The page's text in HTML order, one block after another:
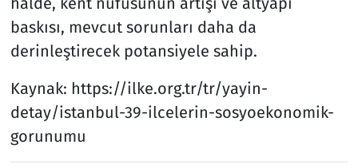
baskısı, mevcut sorunları daha da
derinleştirecek potansiyele sahip.
Kaynak: https://ilke.org.tr/tr/yayin-
detay/istanbul-39-ilcelerin-sosyoekonomik-
gorunumu